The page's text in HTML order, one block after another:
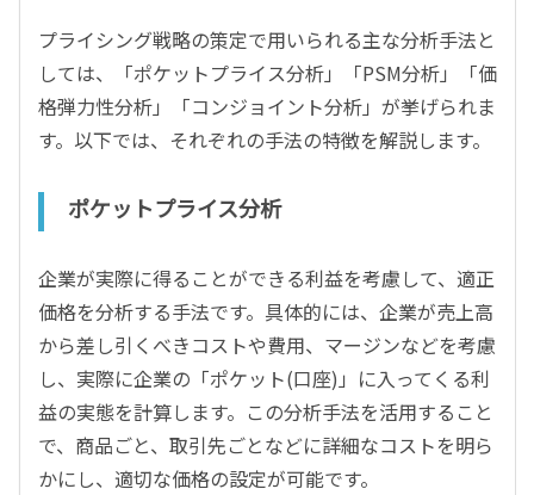
プライシング戦略の策定で用いられる主な分析手法と
しては、「ポケットプライス分析」「PSM分析」「価
格弾力性分析」「コンジョイント分析」が挙げられま
す。以下では、それぞれの手法の特徴を解説します。
ポケットプライス分析
企業が実際に得ることができる利益を考慮して、適正
価格を分析する手法です。具体的には、企業が売上高
から差し引くべきコストや費用、マージンなどを考慮
し、実際に企業の「ポケット(口座)」に入ってくる利
益の実態を計算します。この分析手法を活用すること
で、商品ごと、取引先ごとなどに詳細なコストを明ら
かにし、適切な価格の設定が可能です。